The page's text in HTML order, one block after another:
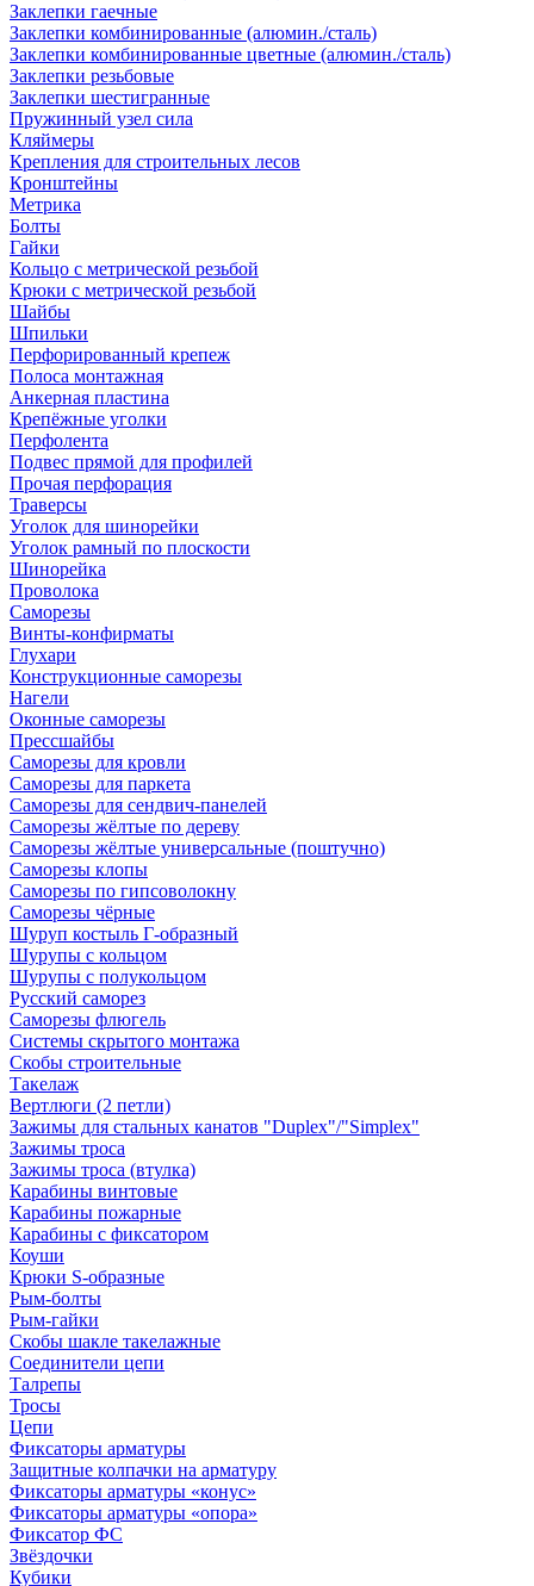
Заклепки гаечные
Заклепки комбинированные (алюмин./сталь)
Заклепки комбинированные цветные (алюмин./сталь)
Заклепки резьбовые
Заклепки шестигранные
Пружинный узел сила
Кляймеры
Крепления для строительных лесов
Кронштейны
Метрика
Болты
Гайки
Кольцо с метрической резьбой
Крюки с метрической резьбой
Шайбы
Шпильки
Перфорированный крепеж
Полоса монтажная
Анкерная пластина
Крепёжные уголки
Перфолента
Подвес прямой для профилей
Прочая перфорация
Траверсы
Уголок для шинорейки
Уголок рамный по плоскости
Шинорейка
Проволока
Саморезы
Винты-конфирматы
Глухари
Конструкционные саморезы
Нагели
Оконные саморезы
Прессшайбы
Саморезы для кровли
Саморезы для паркета
Саморезы для сендвич-панелей
Саморезы жёлтые по дереву
Саморезы жёлтые универсальные (поштучно)
Саморезы клопы
Саморезы по гипсоволокну
Саморезы чёрные
Шуруп костыль Г-образный
Шурупы с кольцом
Шурупы с полукольцом
Русский саморез
Саморезы флюгель
Системы скрытого монтажа
Скобы строительные
Такелаж
Вертлюги (2 петли)
Зажимы для стальных канатов "Duplex"/"Simplex"
Зажимы троса
Зажимы троса (втулка)
Карабины винтовые
Карабины пожарные
Карабины с фиксатором
Коуши
Крюки S-образные
Рым-болты
Рым-гайки
Скобы шакле такелажные
Соединители цепи
Талрепы
Тросы
Цепи
Фиксаторы арматуры
Защитные колпачки на арматуру
Фиксаторы арматуры «конус»
Фиксаторы арматуры «опора»
Фиксатор ФС
Звёздочки
Кубики